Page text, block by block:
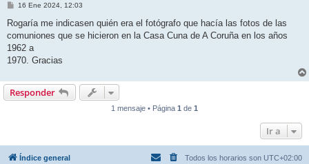
M
n
a
j
16 Ene 2024, 12:03
Rogaría me indicasen quién era el fotógrafo que hacía las fotos de las
comuniones que se hicieron en la Casa Cuna de A Coruña en los años
1962 a
1970. Gracias
Responder
1 mensaje • Página 1 de 1
Ir a
Índice general Todos los horarios son UTC+02:00